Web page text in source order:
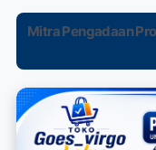
Mitra Pengadaan